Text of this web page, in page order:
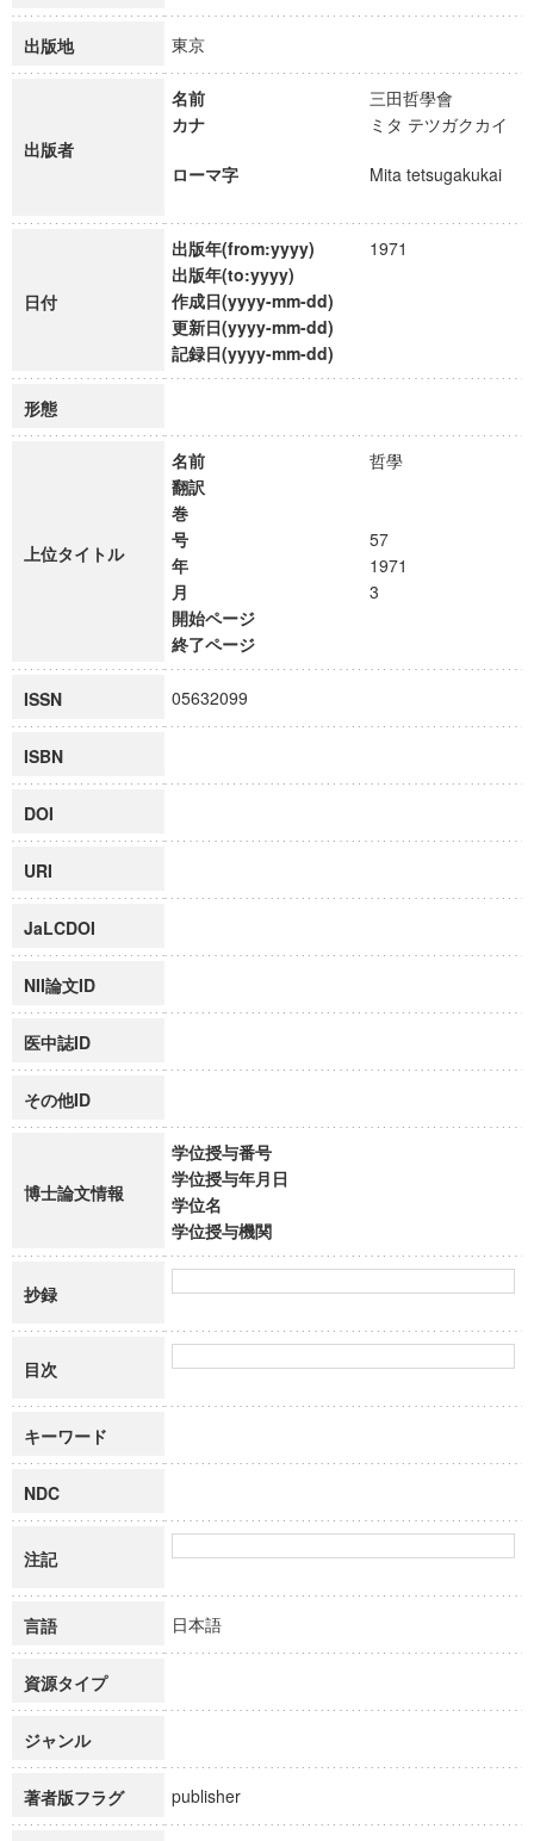
出版地 東京
出版者
名前
三田哲學會
カナ
ミタ テツガクカイ
ローマ字 Mita tetsugakukai
日付
出版年(from:yyyy)
1971
出版年(to:yyyy)
作成日(yyyy-mm-dd)
更新日(yyyy-mm-dd)
記録日(yyyy-mm-dd)
形態
上位タイトル
名前
哲學
翻訳
巻
号
57
年
1971
月
3
開始ページ
終了ページ
ISSN 05632099
ISBN
DOI
URI
JaLCDOI
NII論文ID
医中誌ID
その他ID
博士論文情報
学位授与番号
学位授与年月日
学位名
学位授与機関
抄録
目次
キーワード
NDC
注記
言語 日本語
資源タイプ
ジャンル
著者版フラグ publisher